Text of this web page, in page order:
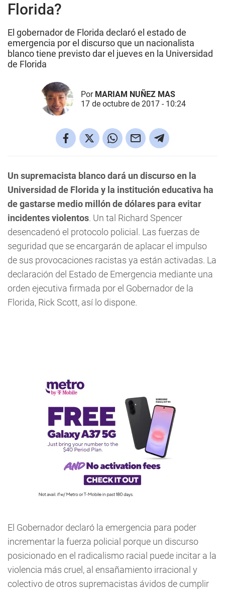
Florida?
El gobernador de Florida declaró el estado de
emergencia por el discurso que un nacionalista
blanco tiene previsto dar el jueves en la Universidad
de Florida
Por MARIAM NUÑEZ MAS
17 de octubre de 2017 - 10:24
Un supremacista blanco dará un discurso en la
Universidad de Florida y la institución educativa ha
de gastarse medio millón de dólares para evitar
incidentes violentos. Un tal Richard Spencer
desencadenó el protocolo policial. Las fuerzas de
seguridad que se encargarán de aplacar el impulso
de sus provocaciones racistas ya están activadas. La
declaración del Estado de Emergencia mediante una
orden ejecutiva firmada por el Gobernador de la
Florida, Rick Scott, así lo dispone.
El Gobernador declaró la emergencia para poder
incrementar la fuerza policial porque un discurso
posicionado en el radicalismo racial puede incitar a la
violencia más cruel, al ensañamiento irracional y
colectivo de otros supremacistas ávidos de cumplir